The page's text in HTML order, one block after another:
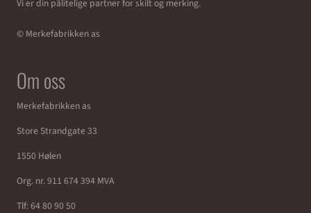
Vi er din pålitelige partner for skilt og merking.
© Merkefabrikken as
Om oss
Merkefabrikken as
Store Strandgate 33
1550 Hølen
Org. nr. 911 674 394 MVA
Tlf:64 80 90 50